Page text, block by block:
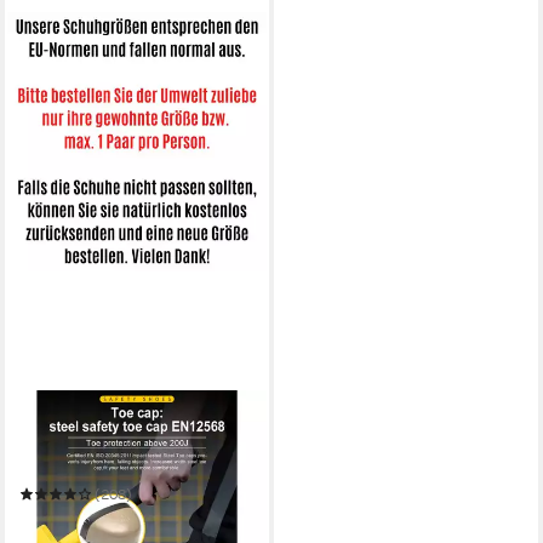
S1 / S1P oder SBP - jeweils
CE ISO zertifizierter
Sicherheitsschuh
(208)
69,99 € UVP
109,90 €
(69,99 €/ 1 Paar)